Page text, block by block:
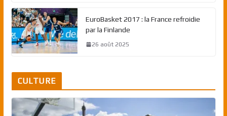
EuroBasket 2017 : la France refroidie
par la Finlande
26 août 2025
CULTURE